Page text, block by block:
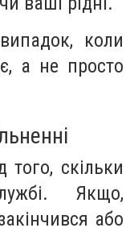
коли
а не просто
того, скільки
Якщо,
або